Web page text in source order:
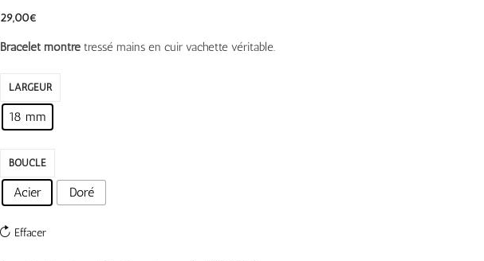
29,00€
Bracelet montre tressé mains en cuir vachette véritable.
LARGEUR
18 mm
BOUCLE
Acier Doré
Effacer